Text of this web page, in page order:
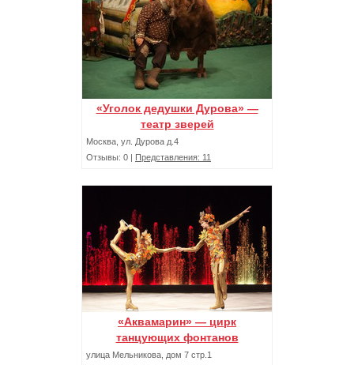
«Уголок дедушки Дурова» —
театр зверей
Москва, ул. Дурова д.4
Отзывы: 0 | Представления: 11
«Аквамарин» — цирк
танцующих фонтанов
улица Мельникова, дом 7 стр.1